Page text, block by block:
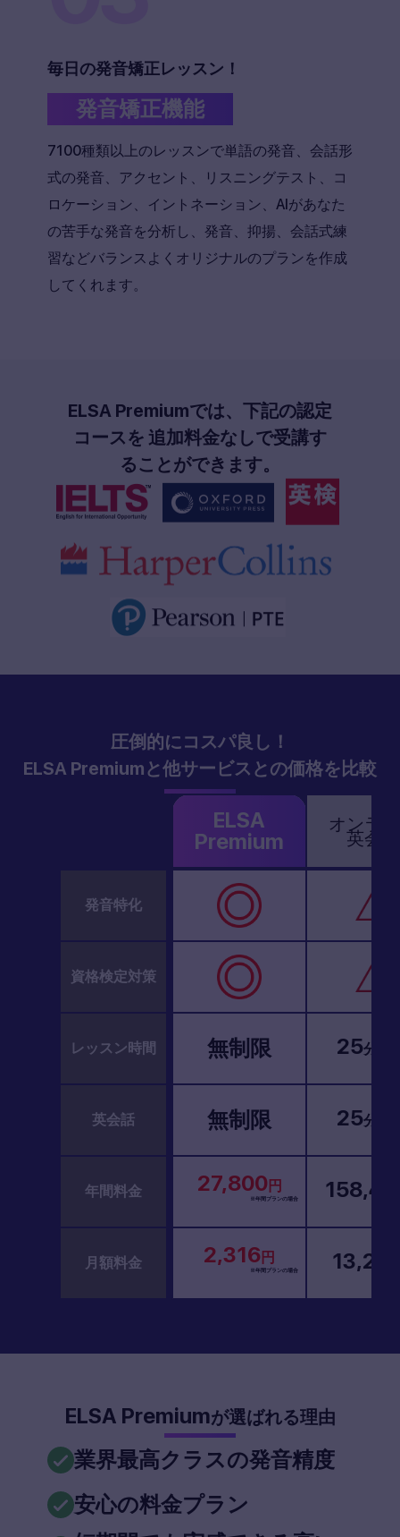
毎日の発音矯正レッスン！
発音矯正機能
7100種類以上のレッスンで単語の発音、会話形
式の発音、アクセント、リスニングテスト、コ
ロケーション、イントネーション、AIがあなた
の苦手な発音を分析し、発音、抑揚、会話式練
習などバランスよくオリジナルのプランを作成
してくれます。
ELSA Premiumでは、下記の認定
コースを 追加料金なしで受講す
ることができます。
圧倒的にコスパ良し！
ELSA Premiumと他サービスとの価格を比較
発音特化
資格検定対策
レッスン時間
英会話
年間料金
月額料金
ELSA
Premium
オンラ
英会話
無制限 25分
無制限 25分
27,800円
※年間プランの場合
2,316円
※年間プランの場合
ELSA Premiumが選ばれる理由
業界最高クラスの発音精度
安心の料金プラン